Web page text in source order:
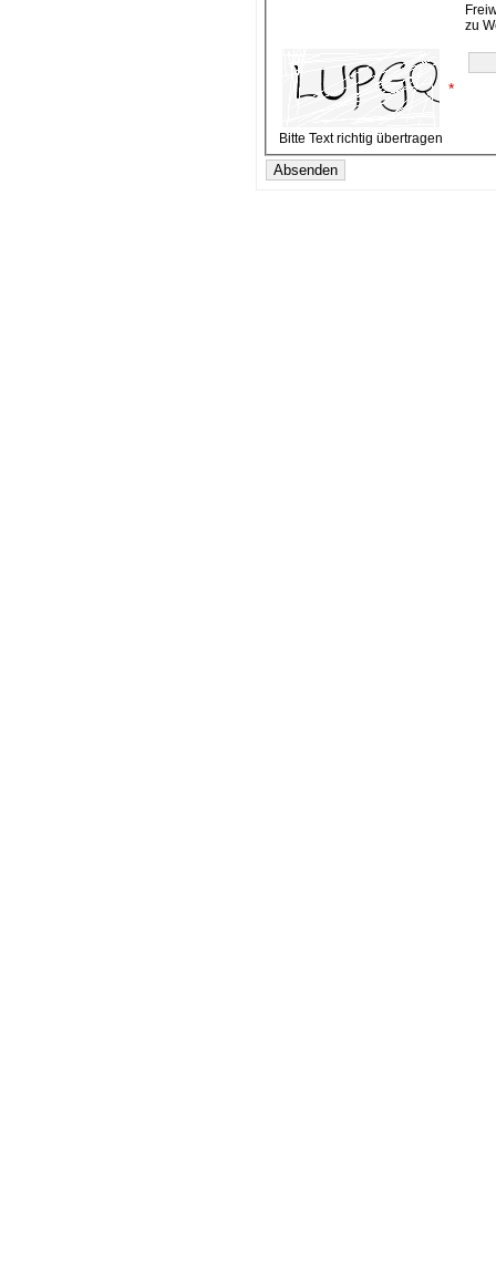
zu
Bitte Text richtig übertragen
*